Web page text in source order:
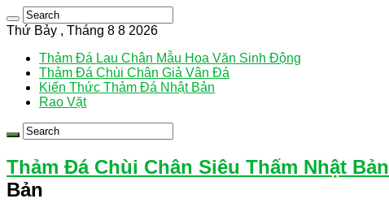
Thứ Bảy , Tháng 8 8 2026
Thảm Đá Lau Chân Mẫu Hoa Văn Sinh Động
Thảm Đá Chùi Chân Giả Vân Đá
Kiến Thức Thảm Đá Nhật Bản
Rao Vặt
Thảm Đá Chùi Chân Siêu Thấm Nhật Bản
Bản